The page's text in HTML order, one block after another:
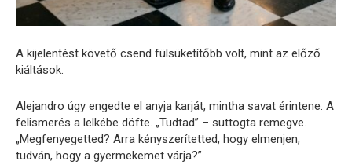
A kijelentést követő csend fülsüketítőbb volt, mint az előző
kiáltások.
Alejandro úgy engedte el anyja karját, mintha savat érintene. A
felismerés a lelkébe döfte. „Tudtad” – suttogta remegve.
„Megfenyegetted? Arra kényszerítetted, hogy elmenjen,
tudván, hogy a gyermekemet várja?”